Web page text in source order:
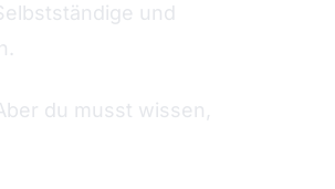
und
du musst wissen,